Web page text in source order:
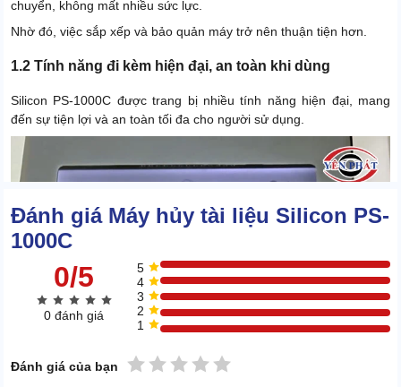
chuyển, không mất nhiều sức lực.
Nhờ đó, việc sắp xếp và bảo quản máy trở nên thuận tiện hơn.
1.2 Tính năng đi kèm hiện đại, an toàn khi dùng
Silicon PS-1000C được trang bị nhiều tính năng hiện đại, mang
đến sự tiện lợi và an toàn tối đa cho người sử dụng.
Đánh giá Máy hủy tài liệu Silicon PS-
1000C
0/5
0 đánh giá
5
4
3
2
1
Đánh giá của bạn 5 sao
4 sao
3 sao
2 sao
1 sao